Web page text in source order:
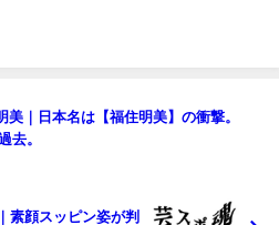
美｜日本名は【福住明美】の衝撃。
去。
素顔スッピン姿が判